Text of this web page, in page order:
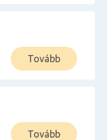
Tovább
Tovább